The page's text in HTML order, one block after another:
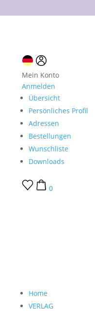
Mein Konto
Anmelden
Übersicht
Persönliches Profil
Adressen
Bestellungen
Wunschliste
Downloads
0
Home
VERLAG